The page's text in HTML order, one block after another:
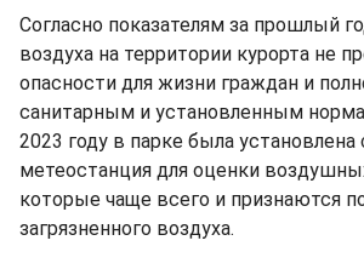
Согласно показателям за прошлый
воздуха на территории курорта не
опасности для жизни граждан и
санитарным и установленным
2023 году в парке была установлена
метеостанция для оценки
которые чаще всего и признаются
загрязненного воздуха.